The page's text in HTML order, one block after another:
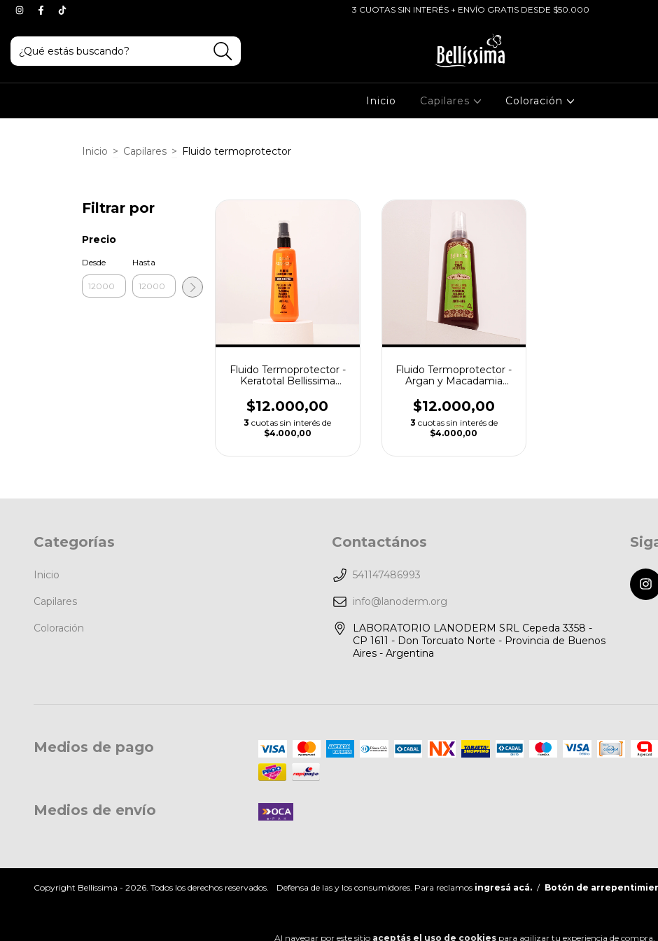
3 CUOTAS SIN INTERÉS + ENVÍO GRATIS DESDE $50.000
Inicio Capilares Coloración
Al navegar por este sitio aceptás el uso de cookies para agilizar tu experiencia de compra.
Inicio > Capilares > Fluido termoprotector
Filtrar por
Precio
Desde Hasta
Fluido Termoprotector -
Keratotal Bellissima
$12.000,00
3 cuotas sin interés de
$4.000,00
Fluido Termoprotector -
Argan y Macadamia
$12.000,00
3 cuotas sin interés de
$4.000,00
Categorías
Inicio
Capilares
Coloración
Contactános
541147486993
info@lanoderm.org
LABORATORIO LANODERM SRL Cepeda 3358 -
CP 1611 - Don Torcuato Norte - Provincia de Buenos
Aires - Argentina
Medios de pago
Medios de envío
Copyright Bellissima - 2026. Todos los derechos reservados. Defensa de las y los consumidores. Para reclamos ingresá acá. / Botón de